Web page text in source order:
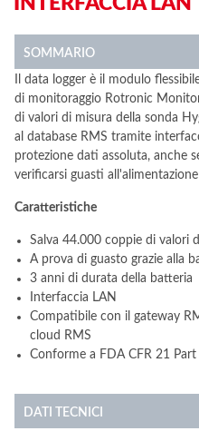
SOMMARIO
Il data logger è il modulo
di monitoraggio Rotronic
di valori di misura della sonda
al database RMS tramite
protezione dati assoluta, anche
verificarsi guasti
Caratteristiche
Salva 44.000 coppie di valori
A prova di guasto grazie alla
3 anni di durata della batteria
Interfaccia LAN
Compatibile con il gateway
cloud RMS
Conforme a FDA CFR 21
DATI TECNICI